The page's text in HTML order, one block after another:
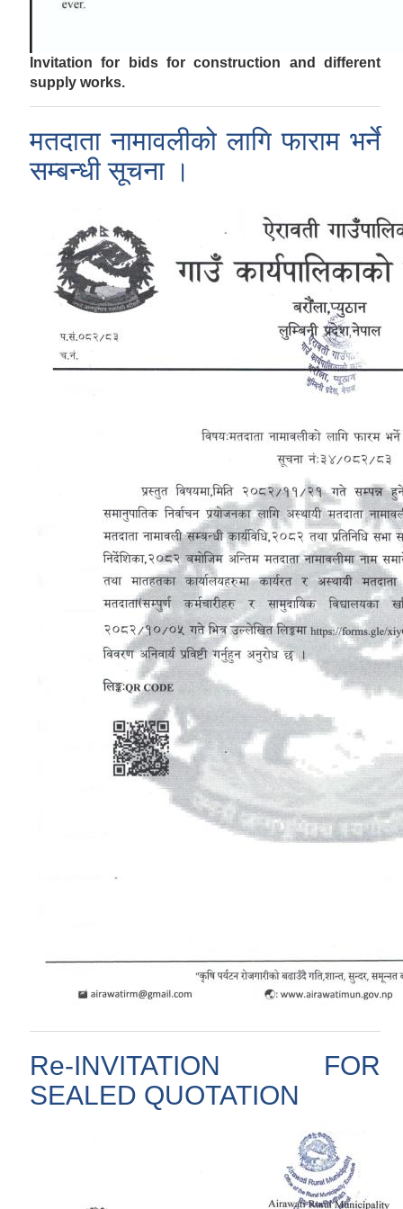
Invitation for bids for construction and different
supply works.
मतदाता नामावलीको लागि फाराम भर्ने
सम्बन्धी सूचना ।
Re-INVITATION FOR
SEALED QUOTATION